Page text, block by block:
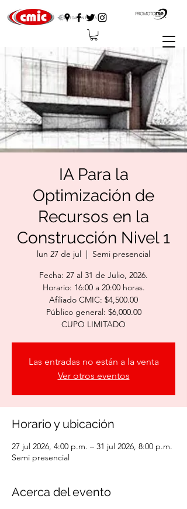
IA Para la
Optimización de
Recursos en la
Construcción Nivel 1
lun 27 de jul
  |
Semi presencial
Fecha: 27 al 31 de Julio, 2026.
Horario: 16:00 a 20:00 horas.
Afiliado CMIC: $4,500.00
Público general: $6,000.00
CUPO LIMITADO
Las entradas no están a la venta
Ver otros eventos
Horario y ubicación
27 jul 2026, 4:00 p.m. – 31 jul 2026, 8:00 p.m.
Semi presencial
Acerca del evento